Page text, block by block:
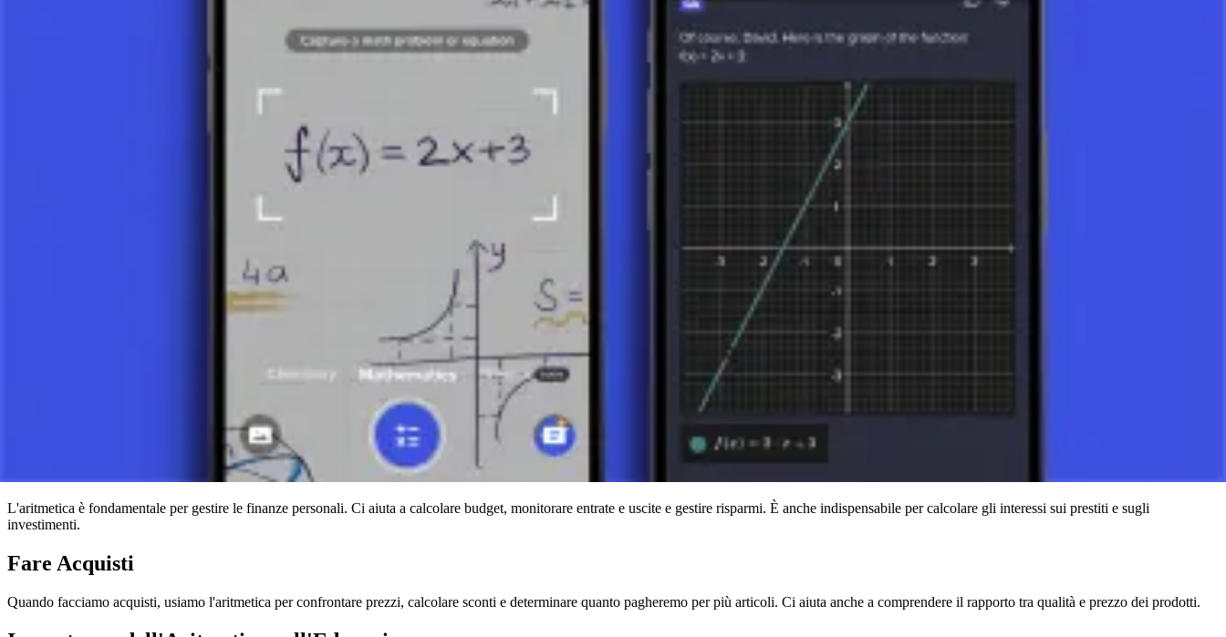
L'aritmetica include quattro operazioni principali:
ADDIZIONE: Il processo di combinare due o più numeri per ottenere una somma. Ad esempio, 2 + 3 = 5.
SOTTRAZIONE: Il processo di togliere un numero da un altro per ottenere una differenza. Ad esempio, 5 - 3 = 2.
MOLTIPLICAZIONE: Il processo di combinare due o più numeri per ottenere un prodotto. Ad esempio, 4 * 3 = 12.
DIVISIONE: Il processo di dividere un numero per un altro per ottenere un quoziente. Ad esempio, 12 / 4 = 3.
Oltre a queste operazioni fondamentali, l'aritmetica si occupa anche di frazioni, numeri decimali, percentuali, numeri negativi ed esponenti.
L'aritmetica ha una storia ricca che risale a migliaia di anni fa. Le prime forme di operazioni aritmetiche furono utilizzate da civiltà antiche come i Sumeri, i Babilonesi, gli Egizi e i Greci. Ognuna di queste culture
ha contribuito allo sviluppo dell'aritmetica a modo suo:
I Sumeri svilupparono uno dei primi sistemi numerici conosciuti.
I Babilonesi introdussero il concetto di zero e svilupparono metodi sofisticati per risolvere problemi aritmetici.
Gli Egizi usavano geroglifici per scrivere numeri e risolvere problemi pratici, come misurare terreni e calcolare le tasse.
I Greci svilupparono la base teorica dell'aritmetica ed esplorarono le proprietà dei numeri.
L'aritmetica è presente in quasi tutti gli aspetti della nostra vita. Ecco alcuni esempi di come la usiamo ogni giorno:
L'aritmetica è fondamentale per gestire le finanze personali. Ci aiuta a calcolare budget, monitorare entrate e uscite e gestire risparmi. È anche indispensabile per calcolare gli interessi sui prestiti e sugli
investimenti.
Fare Acquisti
Quando facciamo acquisti, usiamo l'aritmetica per confrontare prezzi, calcolare sconti e determinare quanto pagheremo per più articoli. Ci aiuta anche a comprendere il rapporto tra qualità e prezzo dei prodotti.